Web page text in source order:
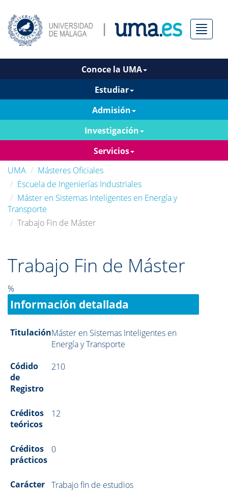
Menú
Conoce la UMA
Estudiar
Admisión
Investigación
Servicios
UMA
Másteres Oficiales
Escuela de Ingenierías Industriales
Máster en Sistemas Inteligentes en Energía y
Transporte
Trabajo Fin de Máster
Trabajo Fin de Máster
%
Información detallada
TitulaciónMáster en Sistemas Inteligentes en
Energía y Transporte
Códido
de
Registro
210
Créditos
teóricos
12
Créditos
prácticos
0
Carácter Trabajo fin de estudios